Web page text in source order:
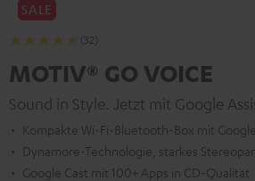
SALE
(32)
MOTIV® GO VOICE
Sound in Style. Jetzt mit Google
Kompakte Wi-Fi-Bluetooth-Box mit
Dynamore-Technologie, starkes
Google Cast mit 100+ Apps in CD-Qualität